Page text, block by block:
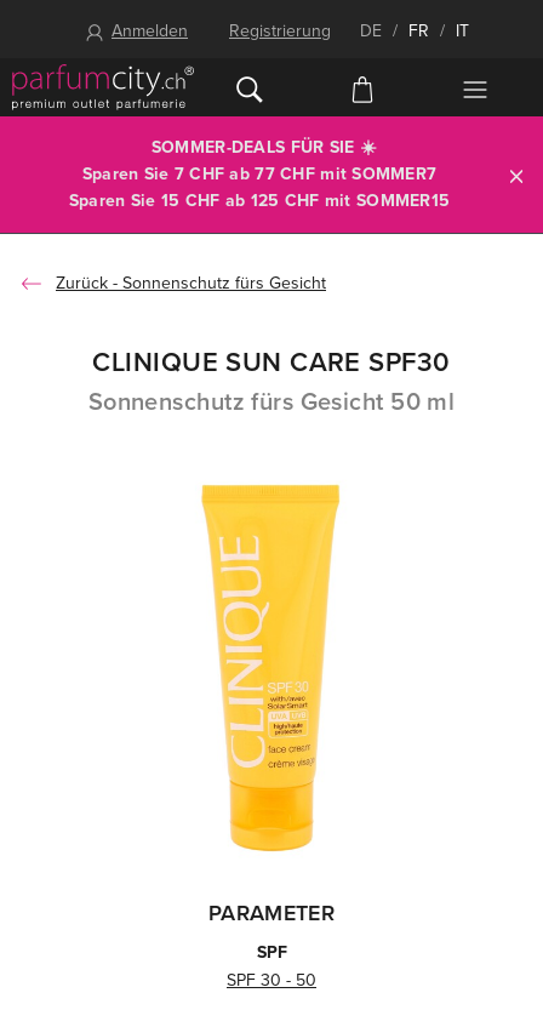
Anmelden Registrierung DE / FR / IT
SOMMER-DEALS FÜR SIE ☀️
Sparen Sie 7 CHF ab 77 CHF mitSOMMER7
Sparen Sie 15 CHF ab 125 CHF mit SOMMER15
Sonnenschutz fürs Gesicht
CLINIQUE SUN CARE SPF30
Sonnenschutz fürs Gesicht 50 ml
PARAMETER
SPF
SPF 30 - 50